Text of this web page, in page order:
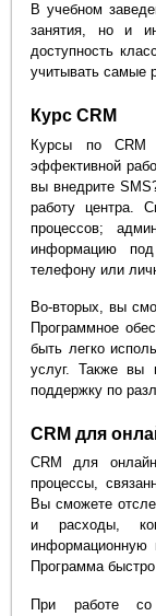
В учебном
занятия, но и
доступность
учитывать самые
Курс CRM
Курсы по CRM
эффективной
вы внедрите
работу центра.
процессов;
информацию
телефону или
Во-вторых, вы
Программное
быть легко
услуг. Также вы
поддержку по
CRM для
CRM для
процессы,
Вы сможете
и расходы,
информационную
Программа
При работе со